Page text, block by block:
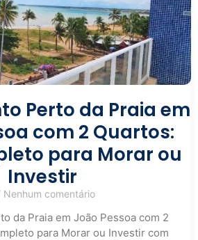
Perto da Praia em
com 2 Quartos:
para Morar ou
Investir
Nenhum comentário
da Praia em João Pessoa com 2
para Morar ou Investir com